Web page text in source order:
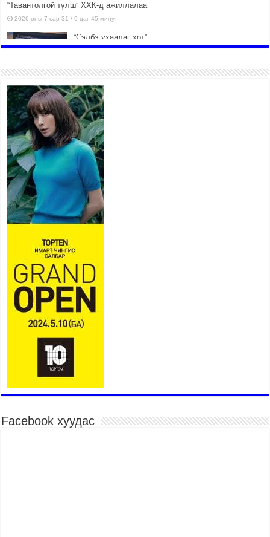
“Тавантолгой түлш” ХХК-д ажиллалаа
2026 оны 7 сар 31 / 9 цаг 45 минут
“Сэлбэ ухаалаг хот”
ашиглалтад орсноор
сууцны хангамжийн жилийн
2026 оны 7 сар 31 / 9 цаг 23 минут
Г.Жаргалсайхан: Энэ өвөл 400-430 мянган тонн
шахмал түлш хэрэглэнэ
2026 оны 7 сар 30 / 15 цаг 35 минут
Нийслэлийн засаг даргын нэгдүгээр орлогч
Б.Мөнхбат Денвер хот дахь Монгол улсын
өргөмжит консул Ж.Вагенландертай уулзлаа
2026 оны 7 сар 30 / 15 цаг 30 минут
Нийслэл, дүүргийн шуурхай штабууд хүч,
хэрэгслийн бэлэн байдлыг ханган ажиллаж
2026 оны 7 сар 30 / 15 цаг 24 минут
Бүгд Найрамдах Киргиз Улстай худалдаа,
тээвэр, логистикийн хамтын ажиллагааг
өргөжүүлнэ
2026 оны 7 сар 30 / 15 цаг 19 минут
Шадар сайд Н.Номтойбаяр яамдын Төрийн
нарийн бичгийн дарга нартай шуурхай
хуралдлаа
2026 оны 7 сар 30 / 15 цаг 12 минут
Бага орлоготой иргэдийн орлогод татвар
ногдуулахгүй байх эрх зүйн орчныг бүрдүүллээ
2026 оны 7 сар 30 / 15 цаг 02 минут
Монгол Улсын хуулиудын 55.9 хувьд хуулийн
хэрэгжилтийн үр дагаврын үнэлгээ хийгджээ
Facebook хуудас